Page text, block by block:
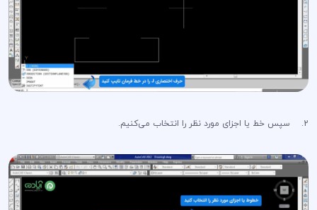
2. سپس خط یا اجزای مورد نظر را انتخاب می‌کنیم.